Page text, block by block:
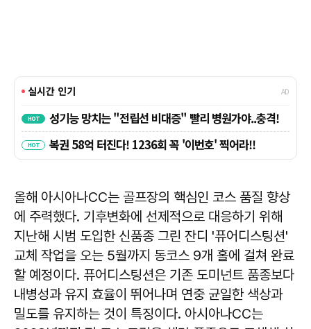
올해 아시아나CC는 골프장의 핵심인 코스 품질 향상
에 주력했다. 기후변화에 선제적으로 대응하기 위해
지난해 시범 도입한 신품종 그린 잔디 '퓨어디스팅션'
교체 작업을 오는 5월까지 동코스 9개 홀에 걸쳐 완료
할 예정이다. 퓨어디스팅션은 기존 도미넌트 품종보다
내병성과 유지 효율이 뛰어나며 연중 균일한 색상과
밀도를 유지하는 것이 특징이다. 아시아나CC는